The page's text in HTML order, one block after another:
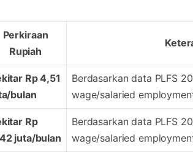
Perkiraan
Rupiah
Rp 4,51
bulan
Berdasarkan data PLFS
wage/salaried
Rp
juta/bulan
Berdasarkan data PLFS
wage/salaried